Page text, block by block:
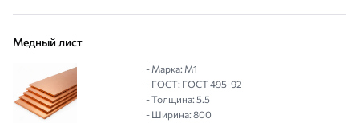
Медный лист
- Марка: М1
- ГОСТ: ГОСТ 495-92
- Толщина: 5.5
- Ширина: 800